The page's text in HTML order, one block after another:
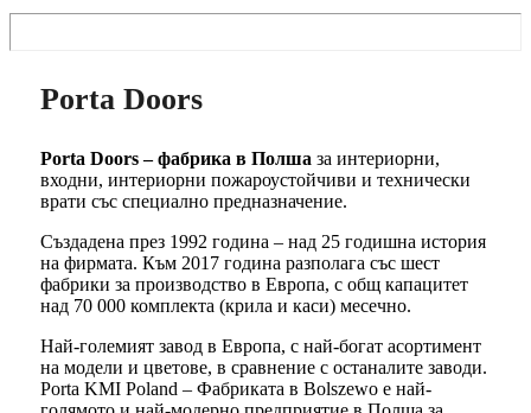
Porta Doors
Porta Doors – фабрика в Полша за интериорни,
входни, интериорни пожароустойчиви и технически
врати със специално предназначение.
Създадена през 1992 година – над 25 годишна история
на фирмата. Към 2017 година разполага със шест
фабрики за производство в Европа, с общ капацитет
над 70 000 комплекта (крила и каси) месечно.
Най-големият завод в Европа, с най-богат асортимент
на модели и цветове, в сравнение с останалите заводи.
Porta KMI Poland – Фабриката в Bolszewo е най-